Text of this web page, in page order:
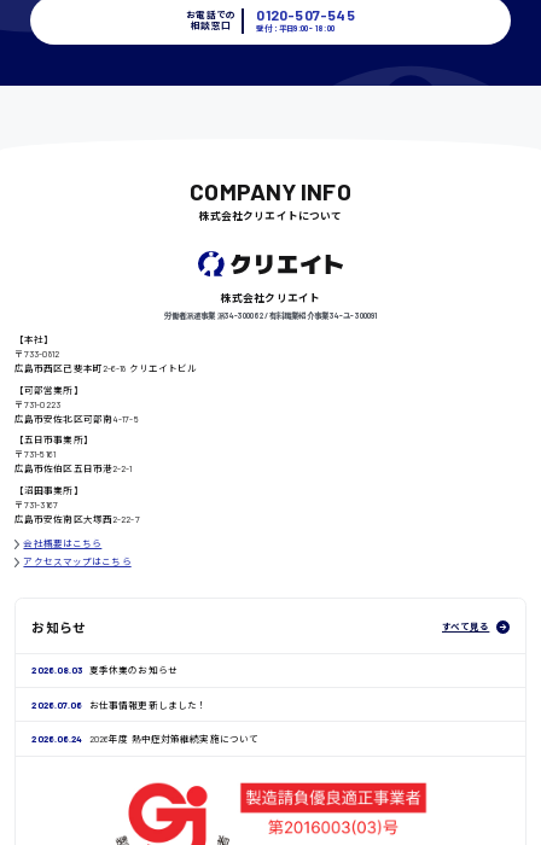
高知県
鳥取県
日給8000円〜
お電話での
相談窓口
0120-507-545
受付：平日9:00 - 18:00
COMPANY INFO
株式会社クリエイトについて
株式会社クリエイト
労働者派遣事業 派34-300062 / 有料職業紹介事業 34-ユ-300091
【本社】
〒733-0812
広島市西区己斐本町2-6-18 クリエイトビル
【可部営業所】
〒731-0223
広島市安佐北区可部南4-17-5
【五日市事業所】
〒731-5161
広島市佐伯区五日市港2-2-1
【沼田事業所】
〒731-3167
広島市安佐南区大塚西2-22-7
会社概要はこちら
アクセスマップはこちら
お知らせ すべて見る
2026.08.03 夏季休業のお知らせ
2026.07.06 お仕事情報更新しました！
2026.06.24 2026年度 熱中症対策継続実施について